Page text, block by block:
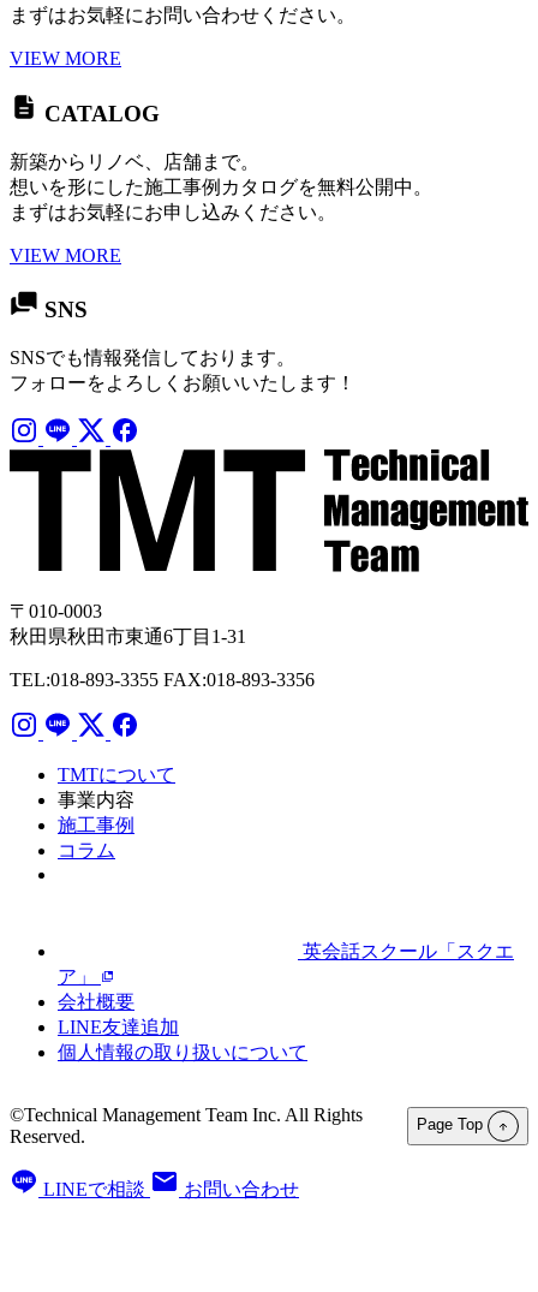
まずはお気軽にお問い合わせください。
VIEW MORE
CATALOG
新築からリノベ、店舗まで。
想いを形にした施工事例カタログを無料公開中。
まずはお気軽にお申し込みください。
VIEW MORE
SNS
SNSでも情報発信しております。
フォローをよろしくお願いいたします！
〒010-0003
秋田県秋田市東通6丁目1-31
TEL:018-893-3355 FAX:018-893-3356
TMTについて
事業内容
施工事例
コラム
英会話スクール「スクエ
ア」
会社概要
LINE友達追加
個人情報の取り扱いについて
©Technical Management Team Inc. All Rights
Reserved.
Page Top
LINEで相談 お問い合わせ